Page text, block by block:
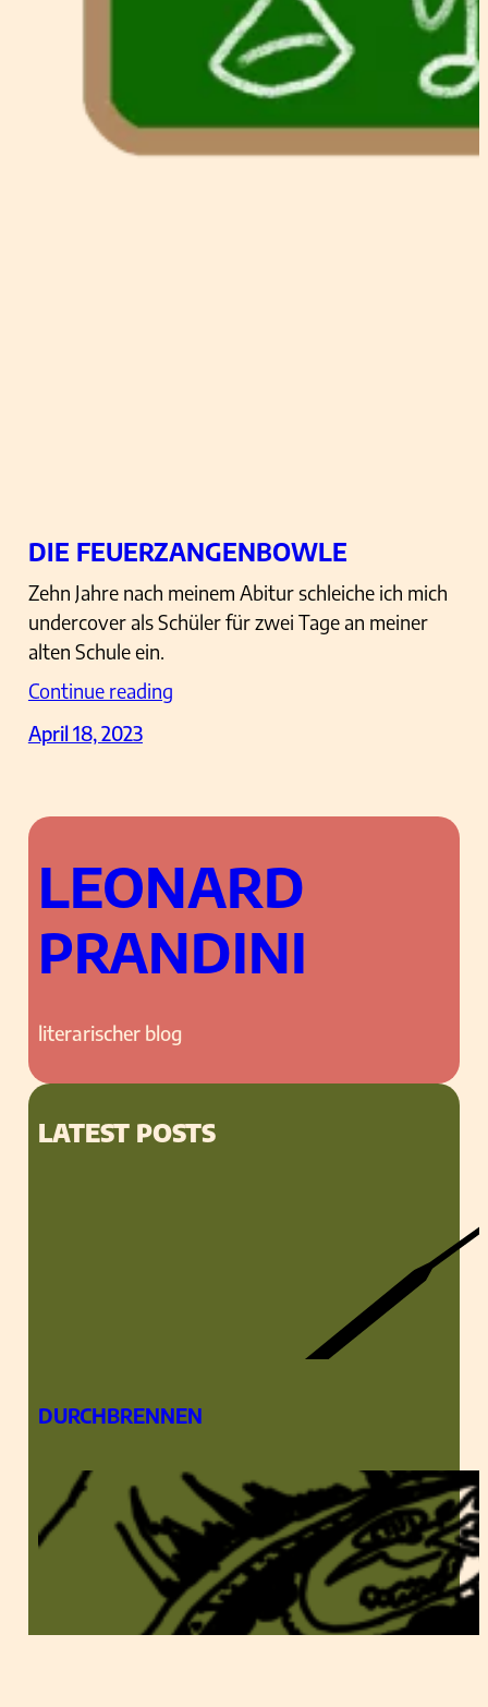
DIE FEUERZANGENBOWLE
Zehn Jahre nach meinem Abitur schleiche ich mich
undercover als Schüler für zwei Tage an meiner
alten Schule ein.
Continue reading
April 18, 2023
LEONARD
PRANDINI
literarischer blog
LATEST POSTS
DURCHBRENNEN